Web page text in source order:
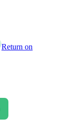
Return on